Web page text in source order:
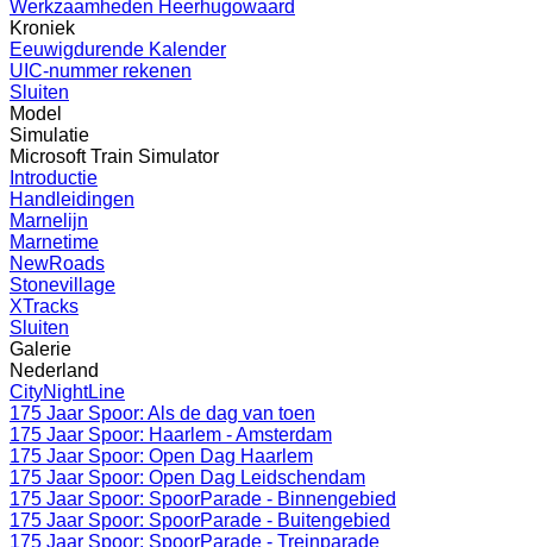
Werkzaamheden Heerhugowaard
Kroniek
Eeuwigdurende Kalender
UIC-nummer rekenen
Sluiten
Model
Simulatie
Microsoft Train Simulator
Introductie
Handleidingen
Marnelijn
Marnetime
NewRoads
Stonevillage
XTracks
Sluiten
Galerie
Nederland
CityNightLine
175 Jaar Spoor: Als de dag van toen
175 Jaar Spoor: Haarlem - Amsterdam
175 Jaar Spoor: Open Dag Haarlem
175 Jaar Spoor: Open Dag Leidschendam
175 Jaar Spoor: SpoorParade - Binnengebied
175 Jaar Spoor: SpoorParade - Buitengebied
175 Jaar Spoor: SpoorParade - Treinparade